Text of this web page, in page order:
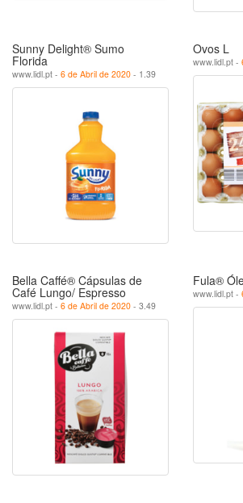
Sunny Delight® Sumo
Florida
www.lidl.pt - 6 de Abril de 2020 - 1.39
Ovos L
www.lidl.pt -
Bella Caffé® Cápsulas de
Café Lungo/ Espresso
www.lidl.pt - 6 de Abril de 2020 - 3.49
Fula®
www.lidl.pt -